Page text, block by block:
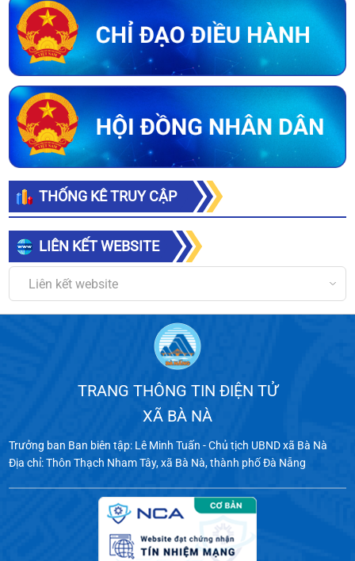
THỐNG KÊ TRUY CẬP
LIÊN KẾT WEBSITE
Liên kết website
TRANG THÔNG TIN ĐIỆN TỬ
XÃ BÀ NÀ
Trưởng ban Ban biên tập: Lê Minh Tuấn - Chủ tịch UBND xã Bà Nà
Địa chỉ: Thôn Thạch Nham Tây, xã Bà Nà, thành phố Đà Nẵng